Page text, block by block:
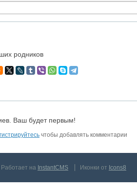
родников
Ваш будет первым!
чтобы добавлять комментарии
Работает на InstantCMS Иконки от Icons8